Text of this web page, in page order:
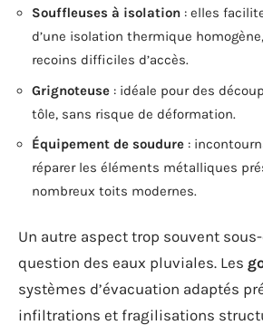
Souffleuses à isolation : elles
d’une isolation thermique
recoins difficiles d’accès.
Grignoteuse : idéale pour des
tôle, sans risque de déformation.
Équipement de soudure :
réparer les éléments métalliques
nombreux toits modernes.
Un autre aspect trop souvent
question des eaux pluviales. Les
systèmes d’évacuation adaptés
infiltrations et fragilisations